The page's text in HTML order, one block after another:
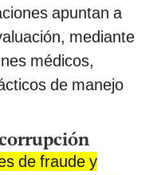
apuntan a
mediante
médicos,
de manejo
de fraude y